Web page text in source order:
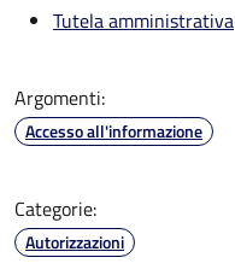
Tutela amministrativa
Argomenti:
Accesso all'informazione
Categorie:
Autorizzazioni